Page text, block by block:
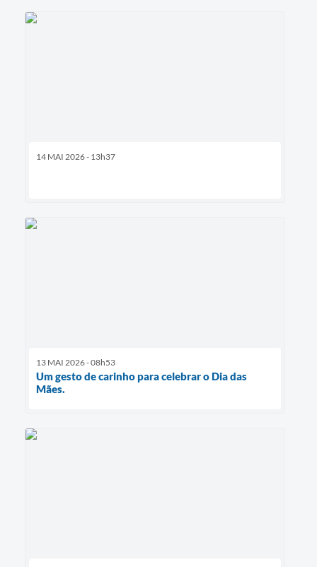
14 MAI 2026 - 13h37
13 MAI 2026 - 08h53
Um gesto de carinho para celebrar o Dia das
Mães.